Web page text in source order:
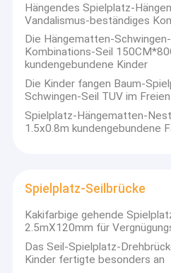
Festmacherseil aus Nylon
8-strängiges Polyesterseil
3-strängiges Nylonseil
Spielplatz-Netz-Schaukel
Spielplatz-Seilbrücke
Spielplatz-Seil-
Spielplatz-kletterndes Netz
Hängendes Spielplatz-
Vandalismus-beständiges
Die Hängematten-
Kombinations-Seil
kundengebundene Kinder
Die Kinder fangen Baum-
Schwingen-Seil TUV im
Spielplatz-Hängematten-
1.5x0.8m kundengebundene
Spielplatz-Seilbrücke
Kakifarbige gehende
2.5mX120mm für
Das Seil-Spielplatz-
Kinder fertigte besonders an